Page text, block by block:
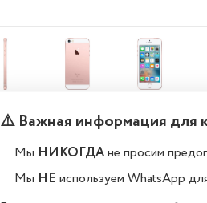
Вал 2
⚠️ Важная информация для
Мы НИКОГДАне просим
Мы НЕ используем WhatsApp